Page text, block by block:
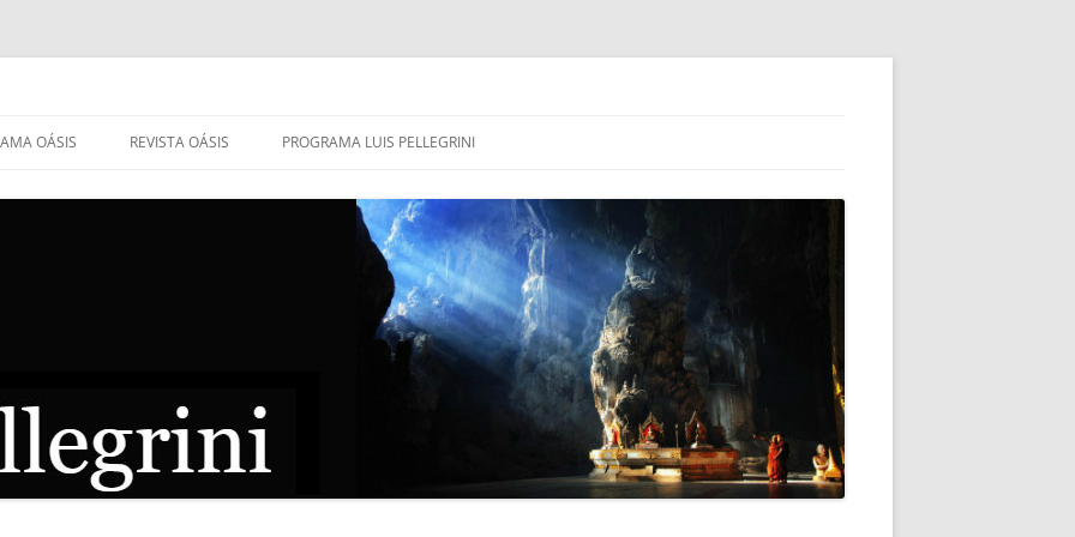
OÁSIS REVISTA OÁSIS PROGRAMA LUIS PELLEGRINI